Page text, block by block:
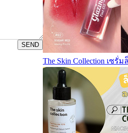
SEND
The Skin Collection เซ